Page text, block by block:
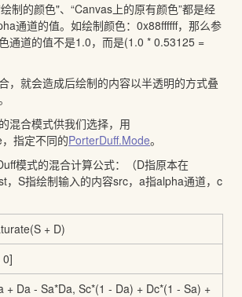
制的颜色"、“Canvas上的原有颜色”都是经
通道的值。如绘制颜色：0x88ffffff，那么参
通道的值不是1.0，而是(1.0 * 0.53125 =
，就会造成后绘制的内容以半透明的方式叠
混合模式供我们选择，用
指定不同的PorterDuff.Mode。
模式的混合计算公式：（D指原本在
，S指绘制输入的内容src，a指alpha通道，c
+ D)
0]
+ Da - Sa*Da, Sc*(1 - Da) + Dc*(1 - Sa) +